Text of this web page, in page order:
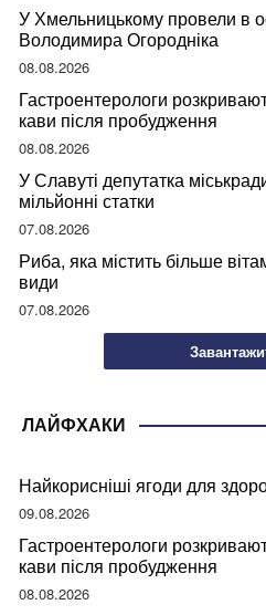
У Хмельницькому провели в
Володимира Огородніка
08.08.2026
Гастроентерологи
кави після пробудження
08.08.2026
У Славуті депутатка
мільйонні статки
07.08.2026
Риба, яка містить більше
види
07.08.2026
ЛАЙФХАКИ
Найкорисніші ягоди для
09.08.2026
Гастроентерологи
кави після пробудження
08.08.2026